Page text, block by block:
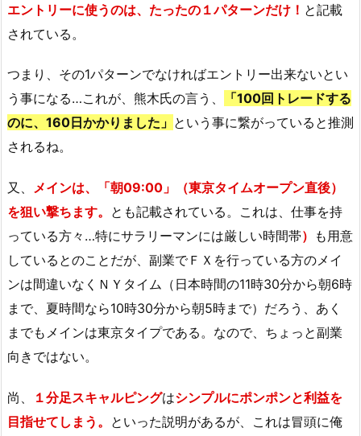
エントリーに使うのは、たったの１パターンだけ！ と記載
されている。
つまり、その1パターンでなければエントリー出来ないとい
う事になる…これが、熊木氏の言う、
「100回トレードする
のに、160日かかりました」 という事に繋がっていると推測
されるね。
又、 メインは、「朝09:00」（東京タイムオープン直後）
を狙い撃ちます。 とも記載されている。これは、仕事を持
っている方々…特にサラリーマンには厳しい時間帯） も用意
しているとのことだが、副業でＦＸを行っている方のメイ
ンは間違いなくＮＹタイム（日本時間の11時30分から朝6時
まで、夏時間なら10時30分から朝5時まで）だろう、あく
までもメインは東京タイプである。なので、ちょっと副業
向きではない。
尚、 １分足スキャルピングはシンプルにポンポンと利益を
目指せてしまう。 といった説明があるが、これは冒頭に俺